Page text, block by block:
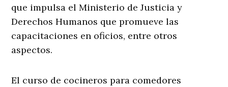
que impulsa el Ministerio de Justicia y
Derechos Humanos que promueve las
capacitaciones en oficios, entre otros
aspectos.
El curso de cocineros para comedores